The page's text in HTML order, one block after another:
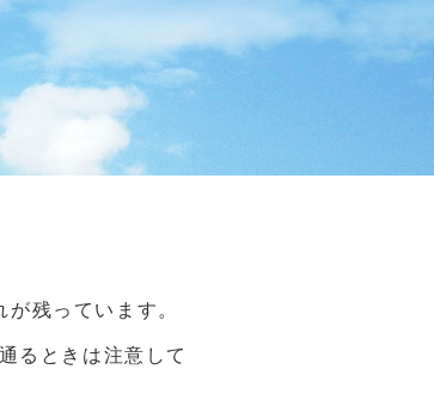
残っています。
るときは注意して